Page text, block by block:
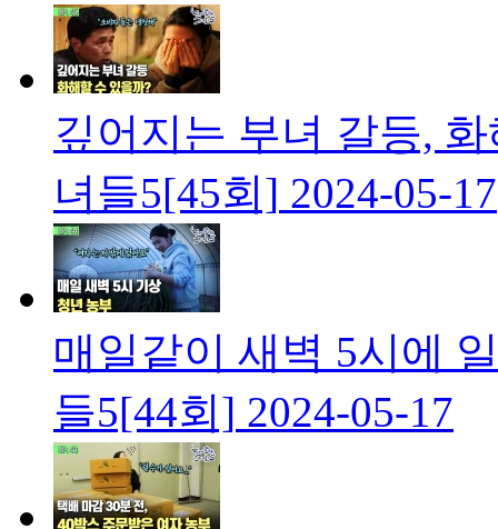
깊어지는 부녀 갈등,
녀들5[45회] 2024-05-17
매일같이 새벽 5시에
들5[44회] 2024-05-17